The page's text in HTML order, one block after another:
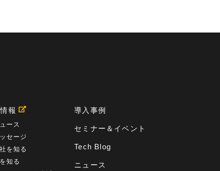
報
ース
セージ
を知る
知る
導入事例
セミナー＆イベント
Tech Blog
ニュース